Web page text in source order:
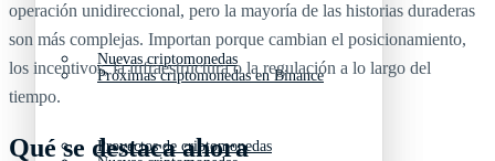
Nuevas criptomonedas
Proyectos de criptomonedas
Próximas criptomonedas en Binance
operación unidireccional, pero la mayoría de las historias duraderas
son más complejas. Importan porque cambian el posicionamiento,
los incentivos, la infraestructura o la regulación a lo largo del
tiempo.
Qué se destaca ahora